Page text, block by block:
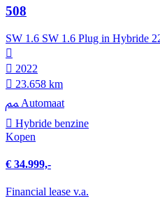
508
SW 1.6 SW 1.6 Plug in Hybride
2022
23.658 km
Automaat
Hybride benzine
Kopen
€ 34.999,-
Financial lease v.a.